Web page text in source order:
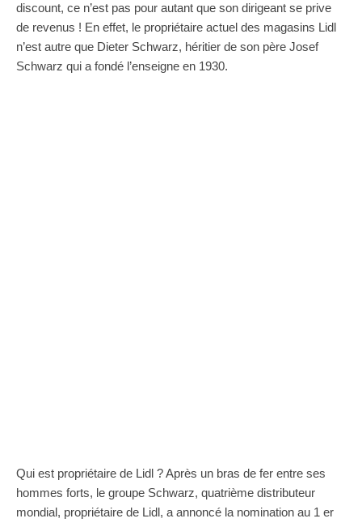
discount, ce n’est pas pour autant que son dirigeant se prive
de revenus ! En effet, le propriétaire actuel des magasins Lidl
n’est autre que Dieter Schwarz, héritier de son père Josef
Schwarz qui a fondé l’enseigne en 1930.
Qui est propriétaire de Lidl ? Après un bras de fer entre ses
hommes forts, le groupe Schwarz, quatrième distributeur
mondial, propriétaire de Lidl, a annoncé la nomination au 1 er